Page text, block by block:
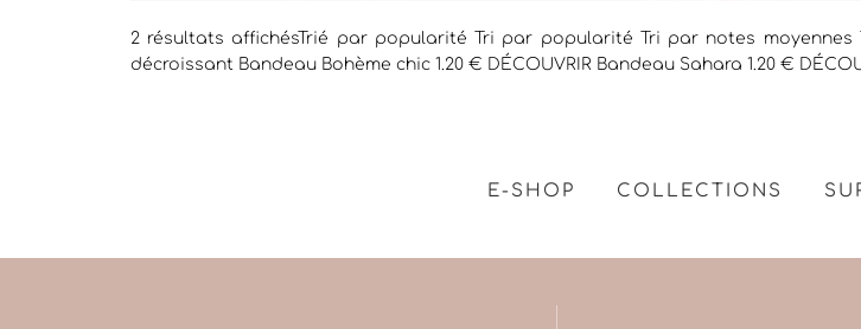
2 résultats affichésTrié par popularité Tri par popularité Tri par notes
décroissant Bandeau Bohème chic 1.20 € DÉCOUVRIR Bandeau Sahara 1.20 €
E-SHOP COLLECTIONS